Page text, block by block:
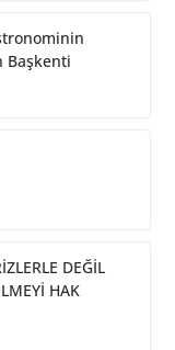
Başkenti
DEĞİL
HAK